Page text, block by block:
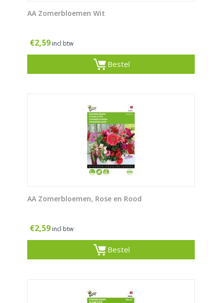
AA Zomerbloemen Wit
€2,59 incl btw
Bestel
AA Zomerbloemen, Rose en Rood
€2,59 incl btw
Bestel